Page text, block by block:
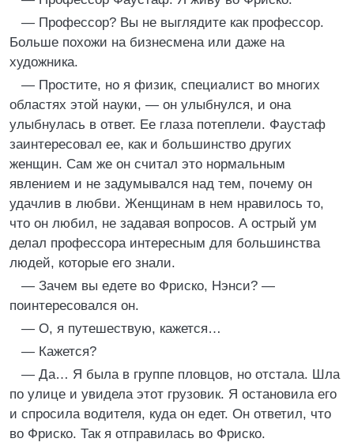
— Профессор? Вы не выглядите как профессор.
Больше похожи на бизнесмена или даже на
художника.
— Простите, но я физик, специалист во многих
областях этой науки, — он улыбнулся, и она
улыбнулась в ответ. Ее глаза потеплели. Фаустаф
заинтересовал ее, как и большинство других
женщин. Сам же он считал это нормальным
явлением и не задумывался над тем, почему он
удачлив в любви. Женщинам в нем нравилось то,
что он любил, не задавая вопросов. А острый ум
делал профессора интересным для большинства
людей, которые его знали.
— Зачем вы едете во Фриско, Нэнси? —
поинтересовался он.
— О, я путешествую, кажется…
— Кажется?
— Да… Я была в группе пловцов, но отстала. Шла
по улице и увидела этот грузовик. Я остановила его
и спросила водителя, куда он едет. Он ответил, что
во Фриско. Так я отправилась во Фриско.